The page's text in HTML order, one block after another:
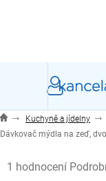
Kuchyně a jídelny
Dávkovač mýdla na zeď,
hodnocení
1 hodnocení